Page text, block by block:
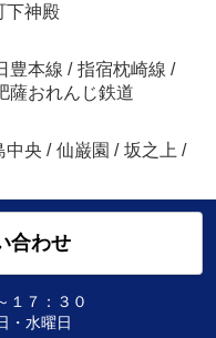
下神殿
豊本線 / 指宿枕崎線 /
薩おれんじ鉄道
中央 / 仙巌園 / 坂之上 /
合わせ
１７：３０
・水曜日